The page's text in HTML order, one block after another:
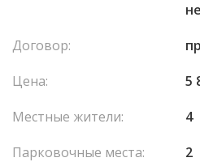
Договор:
Цена:
5
Местные жители:
4
Парковочные места:
2